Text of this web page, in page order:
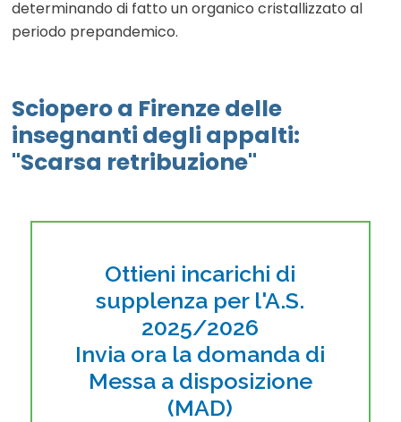
determinando di fatto un organico cristallizzato al
periodo prepandemico.
Sciopero a Firenze delle
insegnanti degli appalti:
"Scarsa retribuzione"
Ottieni incarichi di
supplenza per l'A.S.
2025/2026
Invia ora la domanda di
Messa a disposizione
(MAD)